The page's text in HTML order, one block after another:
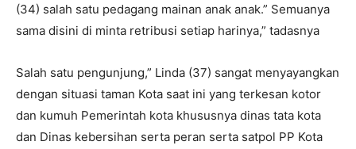
(34) salah satu pedagang mainan anak anak.” Semuanya
sama disini di minta retribusi setiap harinya,” tadasnya
Salah satu pengunjung,” Linda (37) sangat menyayangkan
dengan situasi taman Kota saat ini yang terkesan kotor
dan kumuh Pemerintah kota khususnya dinas tata kota
dan Dinas kebersihan serta peran serta satpol PP Kota